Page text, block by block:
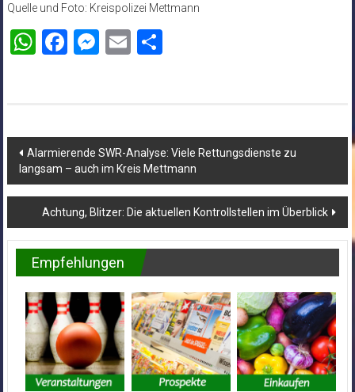
Quelle und Foto: Kreispolizei Mettmann
WhatsApp
Facebook
Messenger
EmailTeilen
Beitragsnavigation
Alarmierende SWR-Analyse: Viele Rettungsdienste zu
langsam – auch im Kreis Mettmann
Achtung, Blitzer: Die aktuellen Kontrollstellen im Überblick
Empfehlungen